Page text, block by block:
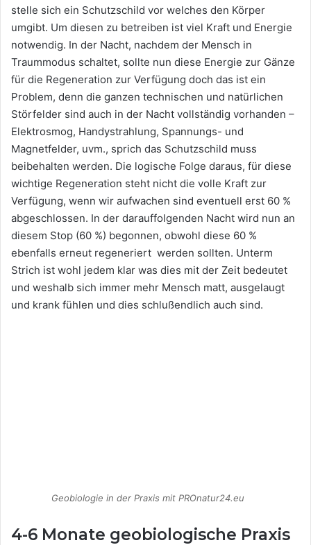
stelle sich ein Schutzschild vor welches den Körper
umgibt. Um diesen zu betreiben ist viel Kraft und Energie
notwendig. In der Nacht, nachdem der Mensch in
Traummodus schaltet, sollte nun diese Energie zur Gänze
für die Regeneration zur Verfügung doch das ist ein
Problem, denn die ganzen technischen und natürlichen
Störfelder sind auch in der Nacht vollständig vorhanden –
Elektrosmog, Handystrahlung, Spannungs- und
Magnetfelder, uvm., sprich das Schutzschild muss
beibehalten werden. Die logische Folge daraus, für diese
wichtige Regeneration steht nicht die volle Kraft zur
Verfügung, wenn wir aufwachen sind eventuell erst 60 %
abgeschlossen. In der darauffolgenden Nacht wird nun an
diesem Stop (60 %) begonnen, obwohl diese 60 %
ebenfalls erneut regeneriert werden sollten. Unterm
Strich ist wohl jedem klar was dies mit der Zeit bedeutet
und weshalb sich immer mehr Mensch matt, ausgelaugt
und krank fühlen und dies schlußendlich auch sind.
Geobiologie in der Praxis mit PROnatur24.eu
4-6 Monate geobiologische Praxis